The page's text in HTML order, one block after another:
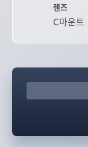
렌즈
C마운트